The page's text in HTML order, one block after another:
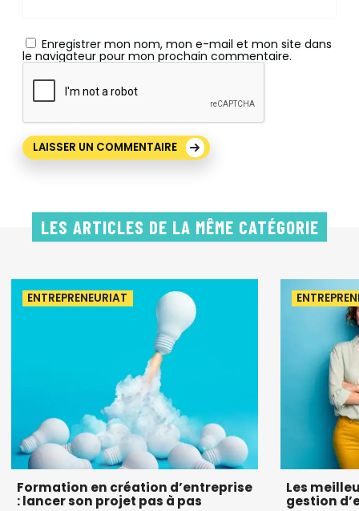
Enregistrer mon nom, mon e-mail et mon site dans
le navigateur pour mon prochain commentaire.
LES ARTICLES DE LA MÊME CATÉGORIE
ENTREPRENEURIAT
Formation en création d’entreprise
: lancer son projet pas à pas
Les
gestion